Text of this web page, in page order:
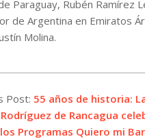
Paraguay, Rubén Ramírez
de Argentina en Emiratos
Molina.
Post: 55 años de historia:
de Rancagua
Programas Quiero mi